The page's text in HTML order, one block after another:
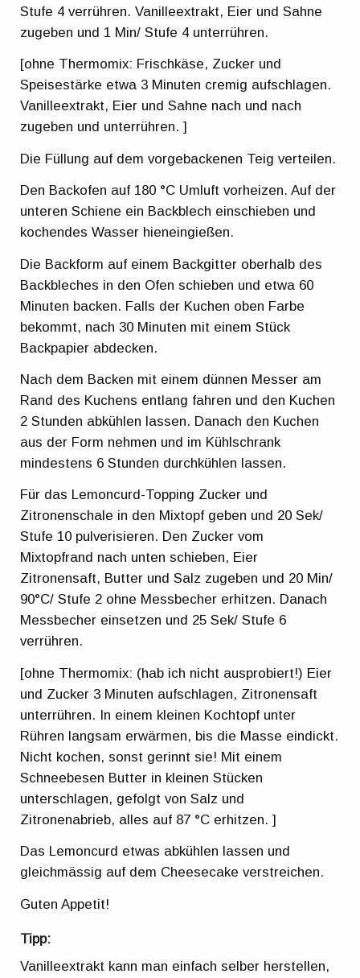
Stufe 4 verrühren. Vanilleextrakt, Eier und Sahne
zugeben und 1 Min/ Stufe 4 unterrühren.
[ohne Thermomix: Frischkäse, Zucker und
Speisestärke etwa 3 Minuten cremig aufschlagen.
Vanilleextrakt, Eier und Sahne nach und nach
zugeben und unterrühren. ]
Die Füllung auf dem vorgebackenen Teig verteilen.
Den Backofen auf 180 °C Umluft vorheizen. Auf der
unteren Schiene ein Backblech einschieben und
kochendes Wasser hieneingießen.
Die Backform auf einem Backgitter oberhalb des
Backbleches in den Ofen schieben und etwa 60
Minuten backen. Falls der Kuchen oben Farbe
bekommt, nach 30 Minuten mit einem Stück
Backpapier abdecken.
Nach dem Backen mit einem dünnen Messer am
Rand des Kuchens entlang fahren und den Kuchen
2 Stunden abkühlen lassen. Danach den Kuchen
aus der Form nehmen und im Kühlschrank
mindestens 6 Stunden durchkühlen lassen.
Für das Lemoncurd-Topping Zucker und
Zitronenschale in den Mixtopf geben und 20 Sek/
Stufe 10 pulverisieren. Den Zucker vom
Mixtopfrand nach unten schieben, Eier
Zitronensaft, Butter und Salz zugeben und 20 Min/
90°C/ Stufe 2 ohne Messbecher erhitzen. Danach
Messbecher einsetzen und 25 Sek/ Stufe 6
verrühren.
[ohne Thermomix: (hab ich nicht ausprobiert!) Eier
und Zucker 3 Minuten aufschlagen, Zitronensaft
unterrühren. In einem kleinen Kochtopf unter
Rühren langsam erwärmen, bis die Masse eindickt.
Nicht kochen, sonst gerinnt sie! Mit einem
Schneebesen Butter in kleinen Stücken
unterschlagen, gefolgt von Salz und
Zitronenabrieb, alles auf 87 °C erhitzen. ]
Das Lemoncurd etwas abkühlen lassen und
gleichmässig auf dem Cheesecake verstreichen.
Guten Appetit!
Tipp:
Vanilleextrakt kann man einfach selber herstellen,